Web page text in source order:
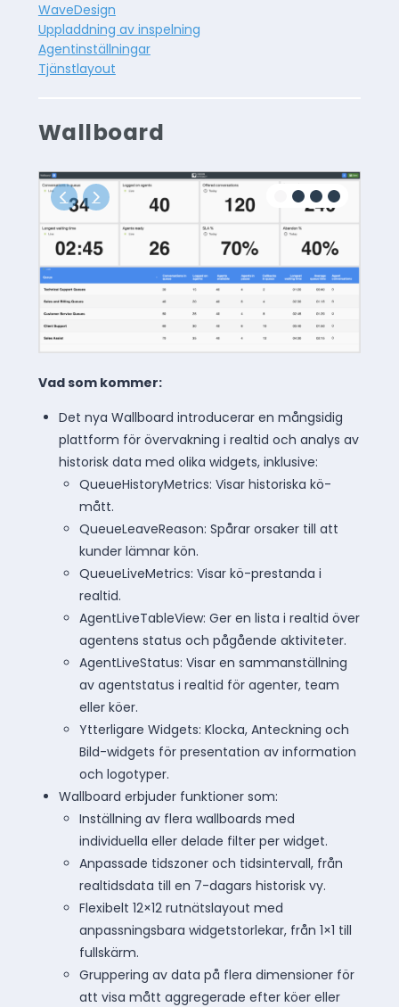
WaveDesign
Uppladdning av inspelning
Agentinställningar
Tjänstlayout
Wallboard
Vad som kommer:
Det nya Wallboard introducerar en mångsidig
plattform för övervakning i realtid och analys av
historisk data med olika widgets, inklusive:
QueueHistoryMetrics: Visar historiska kö-
mått.
QueueLeaveReason: Spårar orsaker till att
kunder lämnar kön.
QueueLiveMetrics: Visar kö-prestanda i
realtid.
AgentLiveTableView: Ger en lista i realtid över
agentens status och pågående aktiviteter.
AgentLiveStatus: Visar en sammanställning
av agentstatus i realtid för agenter, team
eller köer.
Ytterligare Widgets: Klocka, Anteckning och
Bild-widgets för presentation av information
och logotyper.
Wallboard erbjuder funktioner som:
Inställning av flera wallboards med
individuella eller delade filter per widget.
Anpassade tidszoner och tidsintervall, från
realtidsdata till en 7-dagars historisk vy.
Flexibelt 12×12 rutnätslayout med
anpassningsbara widgetstorlekar, från 1×1 till
fullskärm.
Gruppering av data på flera dimensioner för
att visa mått aggregerade efter köer eller